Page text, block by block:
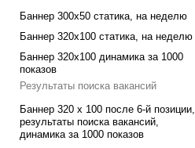
Баннер 300x50 статика, на неделю
Баннер 320x100 статика, на неделю
Баннер 320x100 динамика за 1000
показов
Результаты поиска вакансий
Баннер 320 x 100 после 6-й позиции,
результаты поиска вакансий,
динамика за 1000 показов